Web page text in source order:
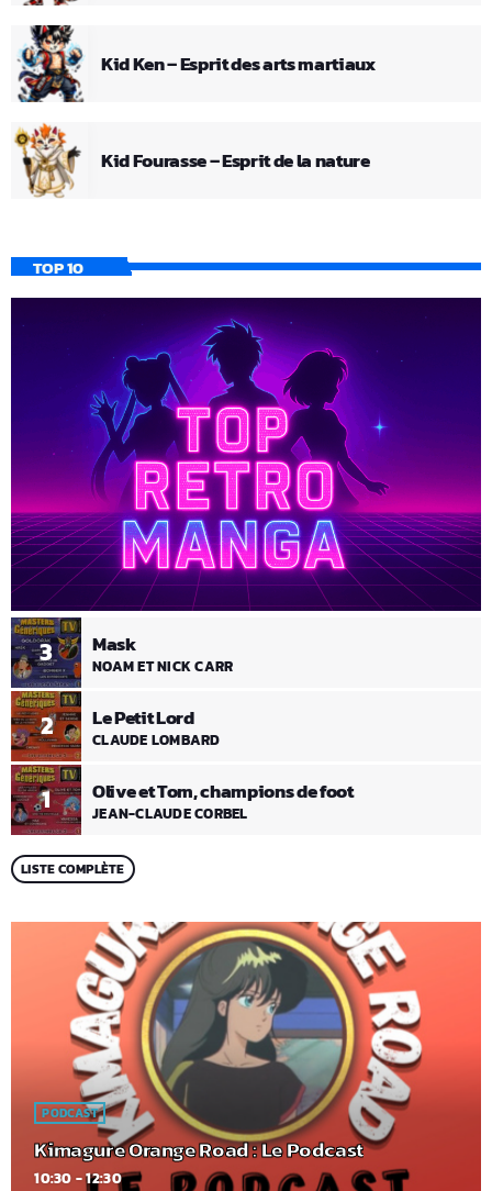
Kid Ken – Esprit des arts martiaux
Kid Fourasse – Esprit de la nature
TOP 10
1 Olive et Tom, champions de foot
JEAN-CLAUDE CORBEL
2 Le Petit Lord
CLAUDE LOMBARD
3 Mask
NOAM ET NICK CARR
LISTE COMPLÈTE
PODCAST
Kimagure Orange Road : Le Podcast
10:30 - 12:30